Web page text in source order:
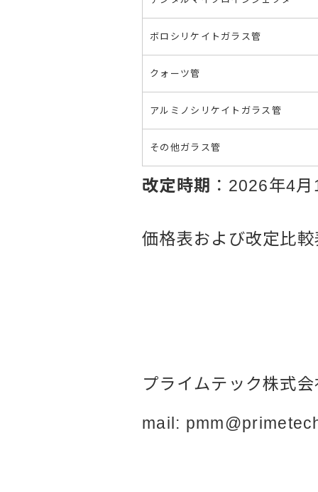
ボロシリケイトガラス管
クォーツ管
アルミノシリケイトガラス管
その他ガラス管
改定時期 ：2026年4
価格表および改定比
プライムテック株式
mail: